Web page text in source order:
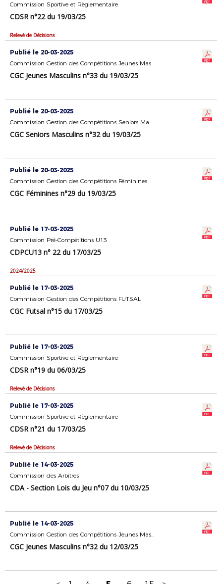
Commission Sportive et Règlementaire
CDSR n°22 du 19/03/25
Relevé de Décisions
Publié le 20-03-2025
Commission Gestion des Compétitions Jeunes Masculins
CGC Jeunes Masculins n°33 du 19/03/25
Publié le 20-03-2025
Commission Gestion des Compétitions Seniors Masculins
CGC Seniors Masculins n°32 du 19/03/25
Publié le 20-03-2025
Commission Gestion des Compétitions Féminines
CGC Féminines n°29 du 19/03/25
Publié le 17-03-2025
Commission Pré-Compétitions U13
CDPCU13 n° 22 du 17/03/25
2024/2025
Publié le 17-03-2025
Commission Gestion des Compétitions FUTSAL
CGC Futsal n°15 du 17/03/25
Publié le 17-03-2025
Commission Sportive et Règlementaire
CDSR n°19 du 06/03/25
Relevé de Décisions
Publié le 17-03-2025
Commission Sportive et Règlementaire
CDSR n°21 du 17/03/25
Relevé de Décisions
Publié le 14-03-2025
Commission des Arbitres
CDA - Section Lois du Jeu n°07 du 10/03/25
Publié le 14-03-2025
Commission Gestion des Compétitions Jeunes Masculins
CGC Jeunes Masculins n°32 du 12/03/25